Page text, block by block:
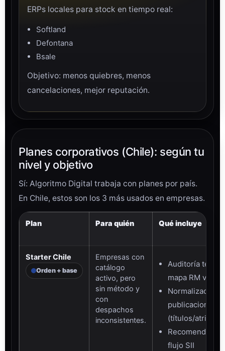
ERPs locales para stock en tiempo real:
Softland
Defontana
Bsale
Objetivo: menos quiebres, menos
cancelaciones, mejor reputación.
Planes corporativos (Chile): según tu
nivel y objetivo
Sí: Algoritmo Digital trabaja con planes por país.
En Chile, estos son los 3 más usados en empresas.
Plan Para quién Qué incluye
Starter Chile
Orden + base
Empresas con
catálogo
activo, pero
sin método y
con
despachos
inconsistentes.
Auditoría
mapa RM vs
Normalización
publicaciones
(títulos/
flujo SII